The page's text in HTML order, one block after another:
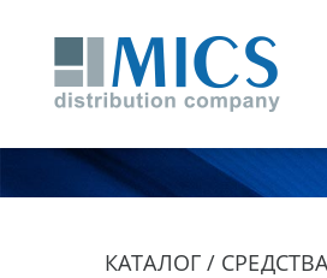
КАТАЛОГ /